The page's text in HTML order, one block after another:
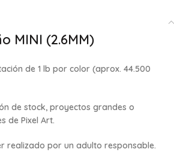
MINI (2.6MM)
de 1 lb por color (aprox. 44.500
de stock, proyectos grandes o
de Pixel Art.
realizado por un adulto responsable.